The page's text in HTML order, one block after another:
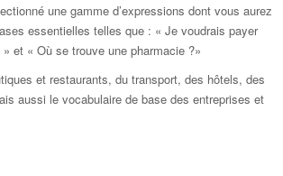
une gamme d’expressions dont vous aurez
essentielles telles que : « Je voudrais payer
et « Où se trouve une pharmacie ?»
et restaurants, du transport, des hôtels, des
aussi le vocabulaire de base des entreprises et